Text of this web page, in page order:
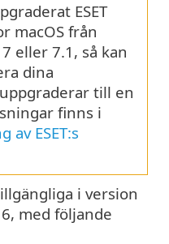
ESET
macOS från
eller 7.1, så kan
dina
till en
finns i
ESET:s
i version
med följande